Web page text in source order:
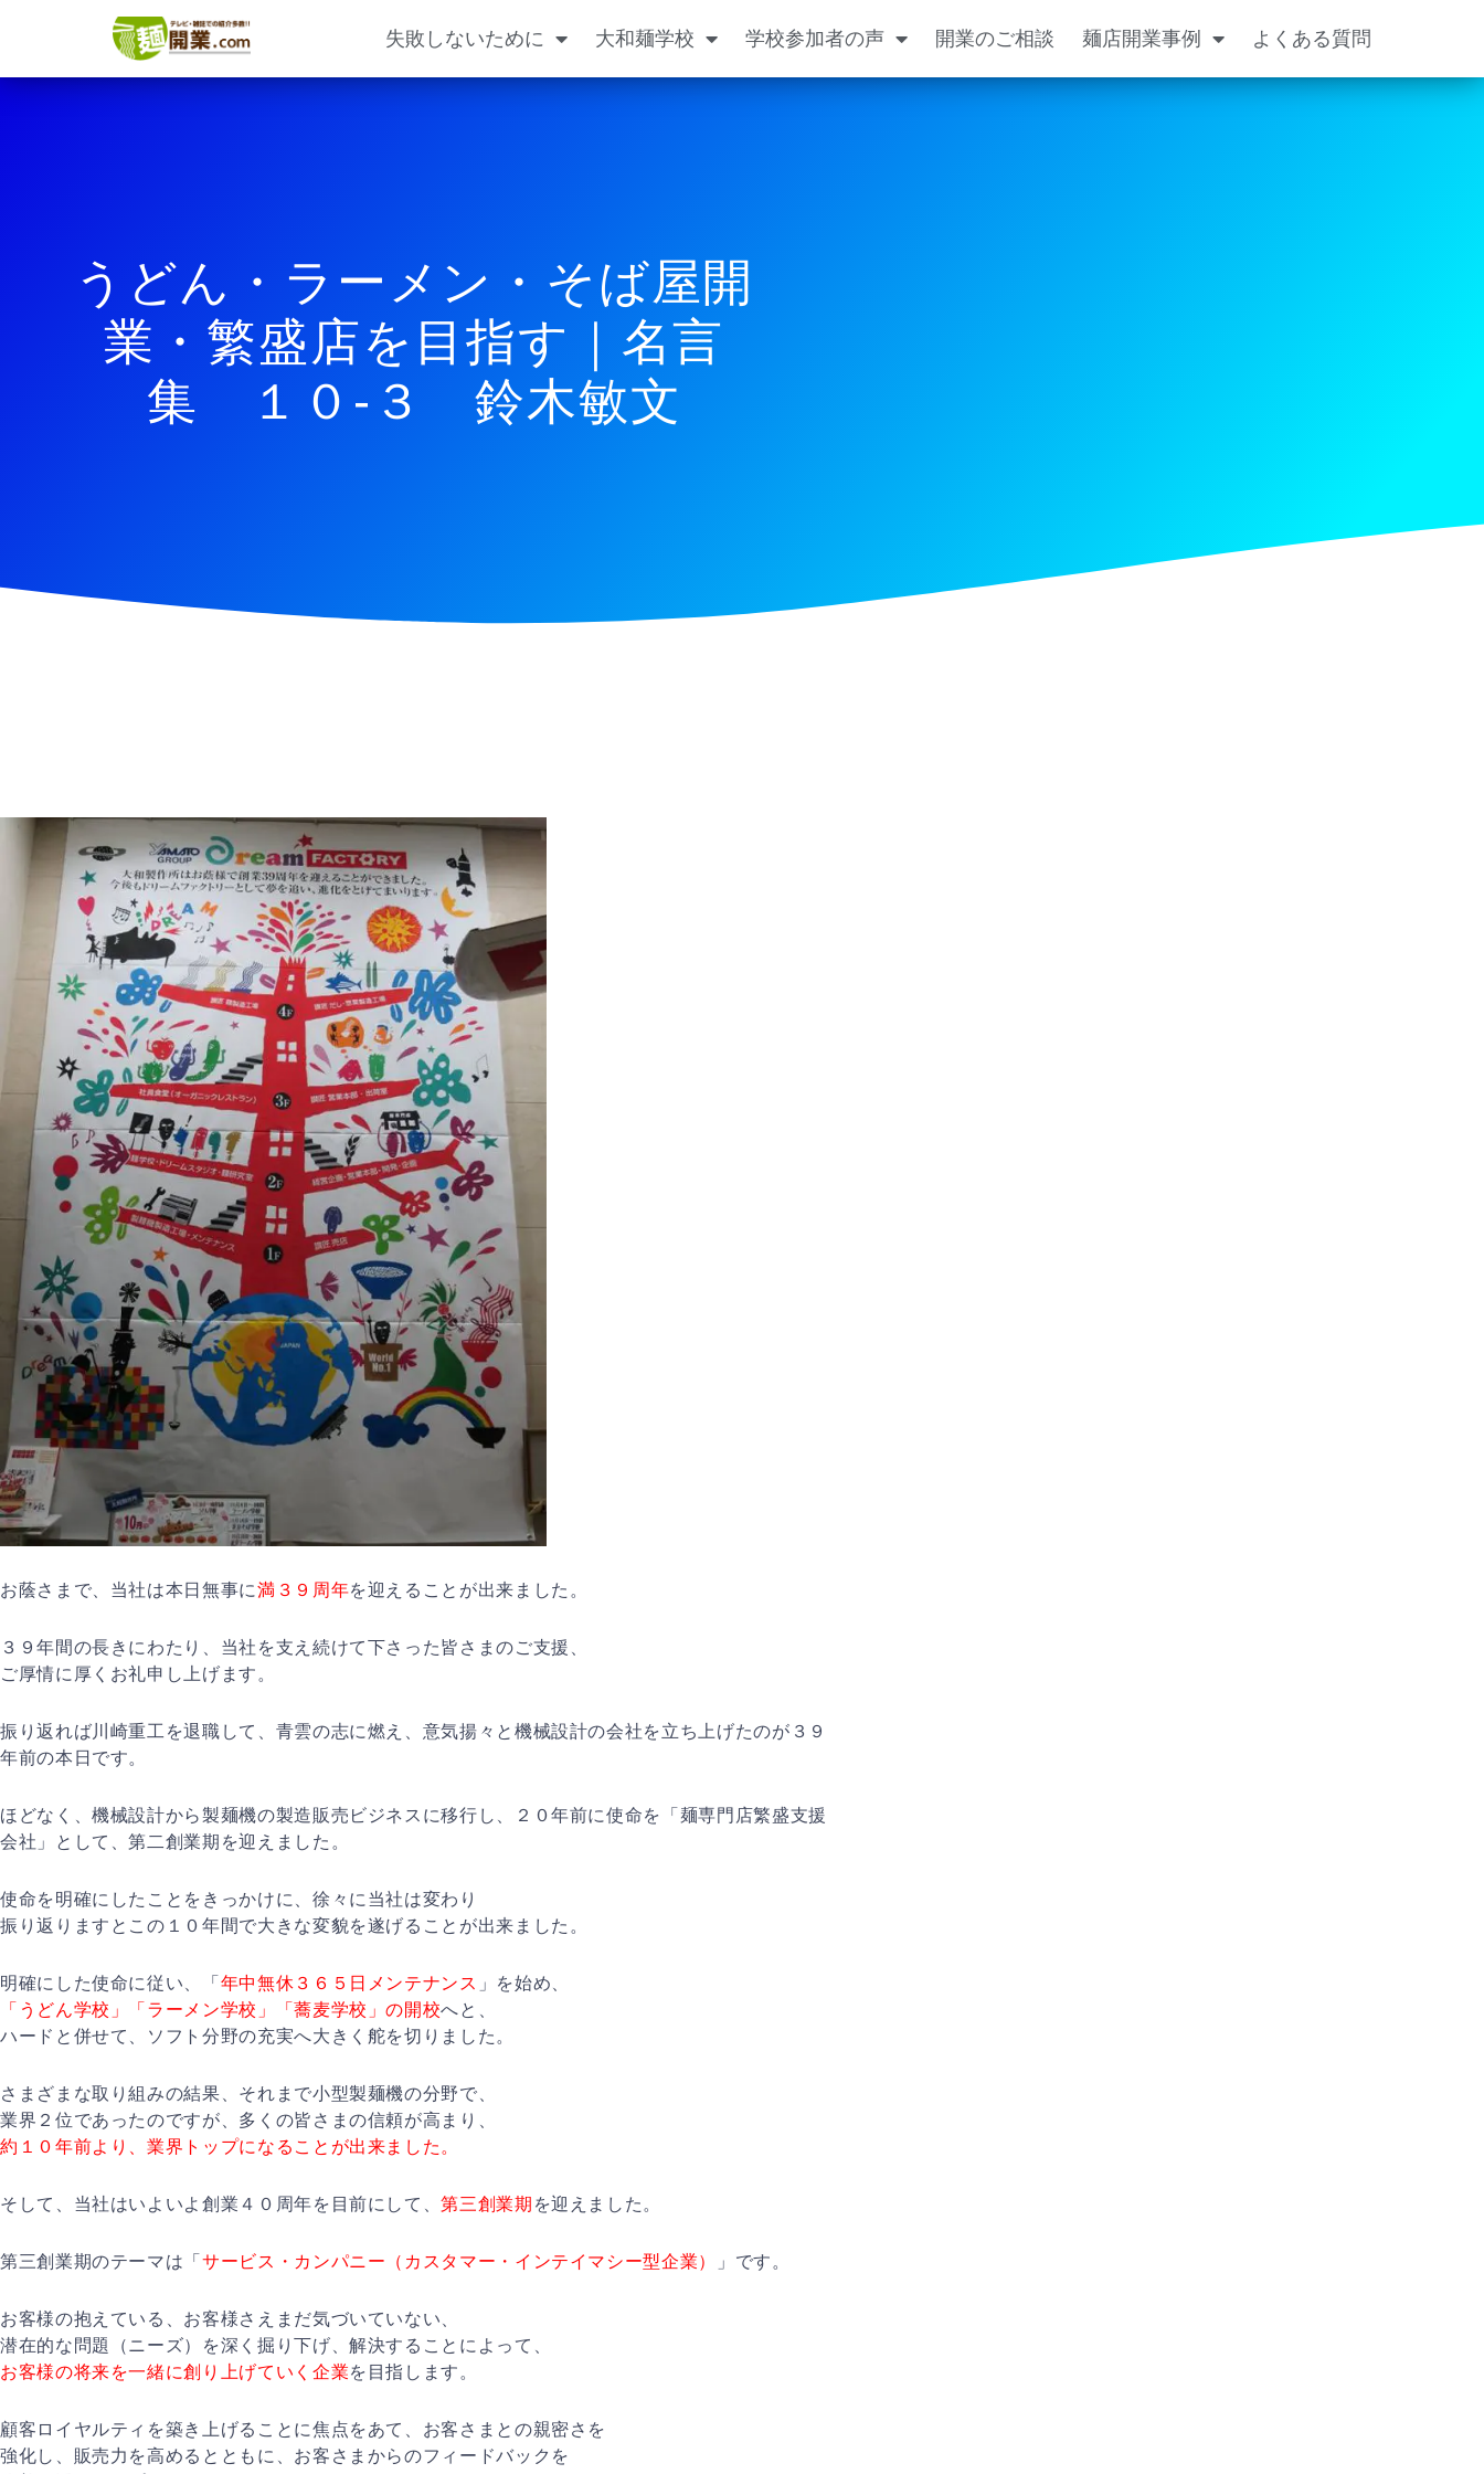
失敗しないために 大和麺学校 学校参加者の声 開業のご相談 麺店開業事例 よくある質問
うどん・ラーメン・そば屋開
業・繁盛店を目指す｜名言
集 １０-３ 鈴木敏文
お蔭さまで、当社は本日無事に満３９周年を迎えることが出来ました。
３９年間の長きにわたり、当社を支え続けて下さった皆さまのご支援、
ご厚情に厚くお礼申し上げます。
振り返れば川崎重工を退職して、青雲の志に燃え、意気揚々と機械設計の会社を立ち上げたのが３９
年前の本日です。
ほどなく、機械設計から製麺機の製造販売ビジネスに移行し、２０年前に使命を「麺専門店繁盛支援
会社」として、第二創業期を迎えました。
使命を明確にしたことをきっかけに、徐々に当社は変わり
振り返りますとこの１０年間で大きな変貌を遂げることが出来ました。
明確にした使命に従い、「 年中無休３６５日メンテナンス 」を始め、
「うどん学校」「ラーメン学校」「蕎麦学校」の開校へと、
ハードと併せて、ソフト分野の充実へ大きく舵を切りました。
さまざまな取り組みの結果、それまで小型製麺機の分野で、
業界２位であったのですが、多くの皆さまの信頼が高まり、
約１０年前より、業界トップになることが出来ました。
そして、当社はいよいよ創業４０周年を目前にして、第三創業期 を迎えました。
第三創業期のテーマは「サービス・カンパニー（カスタマー・インテイマシー型企業） 」です。
お客様の抱えている、お客様さえまだ気づいていない、
潜在的な問題（ニーズ）を深く掘り下げ、解決することによって、
お客様の将来を一緒に創り上げていく企業を目指します。
顧客ロイヤルティを築き上げることに焦点をあて、お客さまとの親密さを
強化し、販売力を高めるとともに、お客さまからのフィードバックを